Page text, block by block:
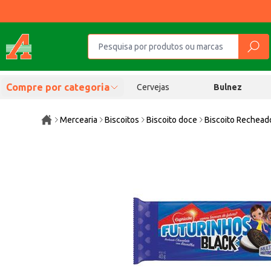
Compre por categoria Cervejas Bulnez
Mercearia Biscoitos Biscoito doce Biscoito